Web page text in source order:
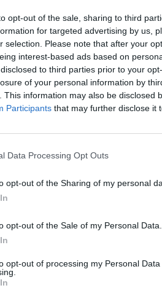
opt-out of the sale, sharing to third
for targeted advertising by us,
selection. Please note that after your
interest-based ads based on
to third parties prior to your
of your personal information by
This information may also be disclosed
Participants that may further disclose it
Data Processing Opt Outs
opt-out of the Sharing of my personal
opt-out of the Sale of my Personal Data.
opt-out of processing my Personal
képest is szánalmas. Mégis
Tetszett a sorozat? Oszd meg:
Hasonló